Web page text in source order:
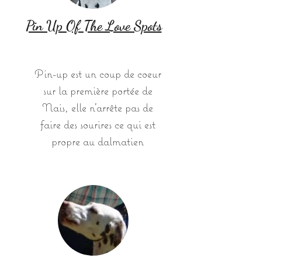
Pin Up Of The Love Spots
Pin-up est un coup de coeur
sur la première portée de
Nais, elle n'arrête pas de
faire des sourires ce qui est
propre au dalmatien